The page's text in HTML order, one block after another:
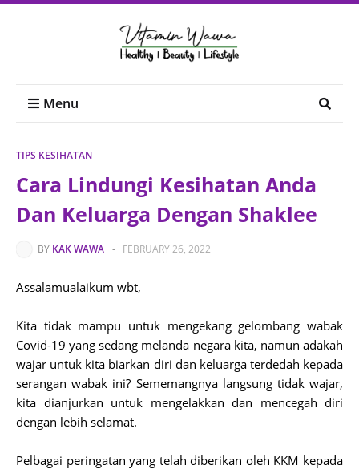
Menu
TIPS KESIHATAN
Cara Lindungi Kesihatan Anda
Dan Keluarga Dengan Shaklee
BY KAK WAWA - FEBRUARY 26, 2022
Assalamualaikum wbt,
Kita tidak mampu untuk mengekang gelombang wabak
Covid-19 yang sedang melanda negara kita, namun adakah
wajar untuk kita biarkan diri dan keluarga terdedah kepada
serangan wabak ini? Sememangnya langsung tidak wajar,
kita dianjurkan untuk mengelakkan dan mencegah diri
dengan lebih selamat.
Pelbagai peringatan yang telah diberikan oleh KKM kepada